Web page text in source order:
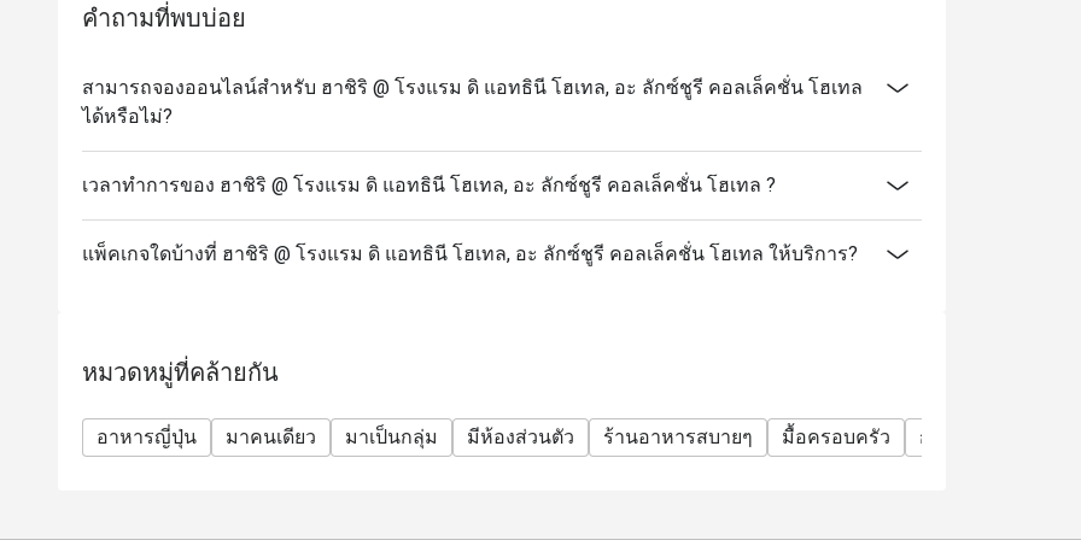
คำถามที่พบบ่อย
สามารถจองออนไลน์สำหรับ ฮาชิริ @ โรงแรม ดิ แอทธินี โฮเทล, อะ ลักซ์ชูรี คอลเล็คชั่น โฮเทล
ได้หรือไม่?
เวลาทำการของ ฮาชิริ @ โรงแรม ดิ แอทธินี โฮเทล, อะ ลักซ์ชูรี คอลเล็คชั่น โฮเทล ?
แพ็คเกจใดบ้างที่ ฮาชิริ @ โรงแรม ดิ แอทธินี โฮเทล, อะ ลักซ์ชูรี คอลเล็คชั่น โฮเทล ให้บริการ?
หมวดหมู่ที่คล้ายกัน
อาหารญี่ปุ่น มาคนเดียว มาเป็นกลุ่ม มีห้องส่วนตัว ร้านอาหารสบายๆ มื้อครอบครัว กลุ่มเพื่อน